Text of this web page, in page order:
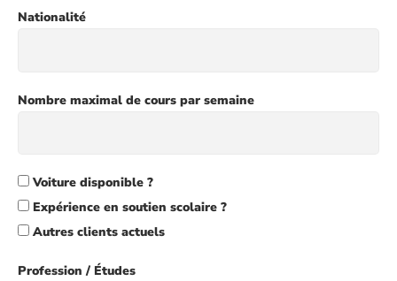
Nationalité
Nombre maximal de cours par semaine
Voiture disponible ?
Expérience en soutien scolaire ?
Autres clients actuels
Profession / Études